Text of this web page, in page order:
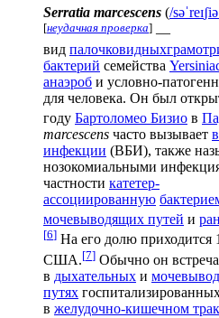
Serratia marcescens (/səˈreɪʃiə
[неудачная проверка] —
вид палочковидных
бактерий семейства
анаэроб и условно-
для человека. Он был
году Бартоломео Бизио в
marcescens часто вызывает
инфекции (ВБИ), также
нозокомиальными
частности катетер-
ассоциированную
мочевыводящих путей и
[6] На его долю приходится
США.[7] Обычно он
в дыхательных и
путях
в желудочно-кишечном